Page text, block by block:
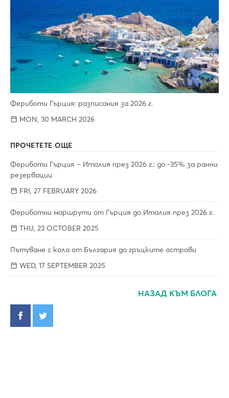
Фериботи Гърция: разписания за 2026 г.
MON, 30 MARCH 2026
ПРОЧЕТЕТЕ ОЩЕ
Фериботи Гърция – Италия през 2026 г.: до -35% за ранни
резервации
FRI, 27 FEBRUARY 2026
Фериботни маршрути от Гърция до Италия през 2026 г.
THU, 23 OCTOBER 2025
Пътуване с кола от България до гръцките острови
WED, 17 SEPTEMBER 2025
НАЗАД КЪМ БЛОГА